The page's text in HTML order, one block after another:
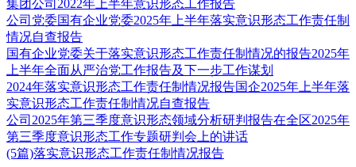
集团公司2022年上半年意识形态工作报告
公司党委国有企业党委2025年上半年落实意识形态工作责任制
情况自查报告
国有企业党委关于落实意识形态工作责任制情况的报告2025年
上半年全面从严治党工作报告及下一步工作谋划
2024年落实意识形态工作责任制情况报告国企2025年上半年落
实意识形态工作责任制情况自查报告
公司2025年第三季度意识形态领域分析研判报告在全区2025年
第三季度意识形态工作专题研判会上的讲话
(5篇)落实意识形态工作责任制情况报告